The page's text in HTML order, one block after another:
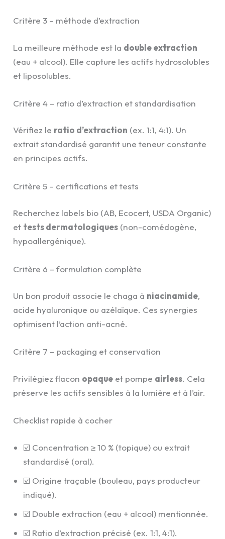
Critère 3 – méthode d’extraction
La meilleure méthode est la double extraction
(eau + alcool). Elle capture les actifs hydrosolubles
et liposolubles.
Critère 4 – ratio d’extraction et standardisation
Vérifiez le ratio d’extraction (ex. 1:1, 4:1). Un
extrait standardisé garantit une teneur constante
en principes actifs.
Critère 5 – certifications et tests
Recherchez labels bio (AB, Ecocert, USDA Organic)
et tests dermatologiques (non-comédogène,
hypoallergénique).
Critère 6 – formulation complète
Un bon produit associe le chaga à niacinamide,
acide hyaluronique ou azélaïque. Ces synergies
optimisent l’action anti-acné.
Critère 7 – packaging et conservation
Privilégiez flacon opaque et pompe airless. Cela
préserve les actifs sensibles à la lumière et à l’air.
Checklist rapide à cocher
☑️ Concentration ≥ 10 % (topique) ou extrait
standardisé (oral).
☑️ Origine traçable (bouleau, pays producteur
indiqué).
☑️ Double extraction (eau + alcool) mentionnée.
☑️ Ratio d’extraction précisé (ex. 1:1, 4:1).